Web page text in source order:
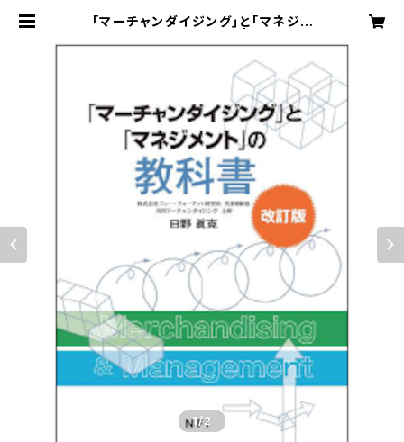
｢マーチャンダイジング｣と｢マネジメ
ォーマット研究所 オンラインストア
1/2